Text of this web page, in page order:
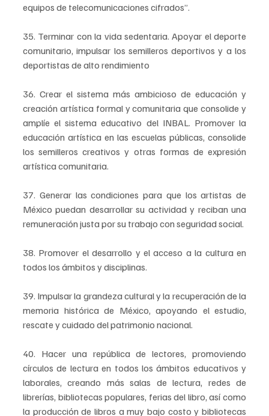
equipos de telecomunicaciones cifrados”.
35. Terminar con la vida sedentaria. Apoyar el deporte
comunitario, impulsar los semilleros deportivos y a los
deportistas de alto rendimiento
36. Crear el sistema más ambicioso de educación y
creación artística formal y comunitaria que consolide y
amplíe el sistema educativo del INBAL. Promover la
educación artística en las escuelas públicas, consolide
los semilleros creativos y otras formas de expresión
artística comunitaria.
37. Generar las condiciones para que los artistas de
México puedan desarrollar su actividad y reciban una
remuneración justa por su trabajo con seguridad social.
38. Promover el desarrollo y el acceso a la cultura en
todos los ámbitos y disciplinas.
39. Impulsar la grandeza cultural y la recuperación de la
memoria histórica de México, apoyando el estudio,
rescate y cuidado del patrimonio nacional.
40. Hacer una república de lectores, promoviendo
círculos de lectura en todos los ámbitos educativos y
laborales, creando más salas de lectura, redes de
librerías, bibliotecas populares, ferias del libro, así como
la producción de libros a muy bajo costo y bibliotecas